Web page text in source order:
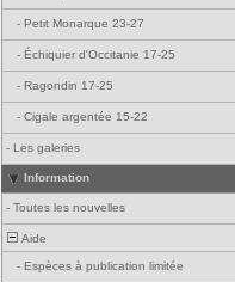
- Petit Monarque 23-27
- Échiquier d'Occitanie 17-25
- Ragondin 17-25
- Cigale argentée 15-22
- Les galeries
Information
- Toutes les nouvelles
Aide
- Espèces à publication limitée